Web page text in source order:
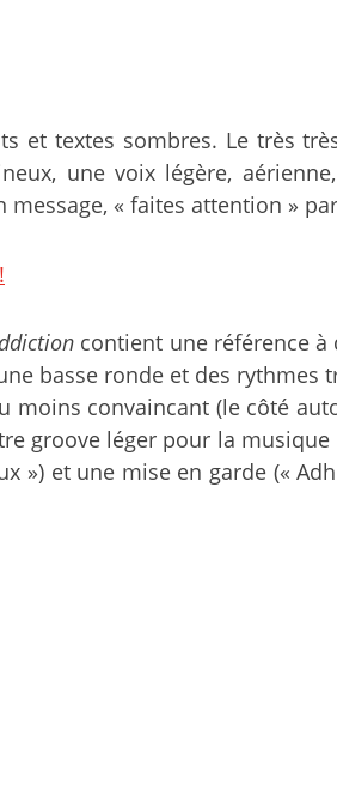
et textes sombres. Le très
une voix légère,
« faites attention »
contient une référence à
basse ronde et des
moins convaincant (le côté
groove léger pour la
») et une mise en garde («